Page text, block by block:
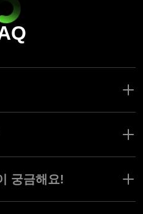
니다.
궁금해요!